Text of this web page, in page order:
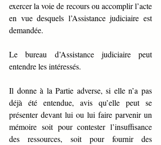
exercer la voie de recours ou accomplir l’acte
en vue desquels l’Assistance judiciaire est
demandée.
Le bureau d’Assistance judiciaire peut
entendre les intéressés.
Il donne à la Partie adverse, si elle n’a pas
déjà été entendue, avis qu’elle peut se
présenter devant lui ou lui faire parvenir un
mémoire soit pour contester l’insuffisance
des ressources, soit pour fournir des